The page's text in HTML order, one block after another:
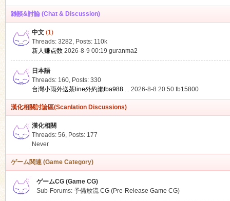
雑談&討論 (Chat & Discussion)
中文(1)
Threads: 3282, Posts: 110k
新人赚点数 2026-8-9 00:19 guranma2
日本語
Threads: 160, Posts: 330
台灣小雨外送茶line外約瀨fba988 ... 2026-8-8 20:50 fb15800
漢化相關討論區(Scanlation Discussions)
漢化相關
Threads: 56, Posts: 177
Never
ゲーム関連 (Game Category)
ゲームCG (Game CG)
Sub-Forums: 予備放流 CG (Pre-Release Game CG)